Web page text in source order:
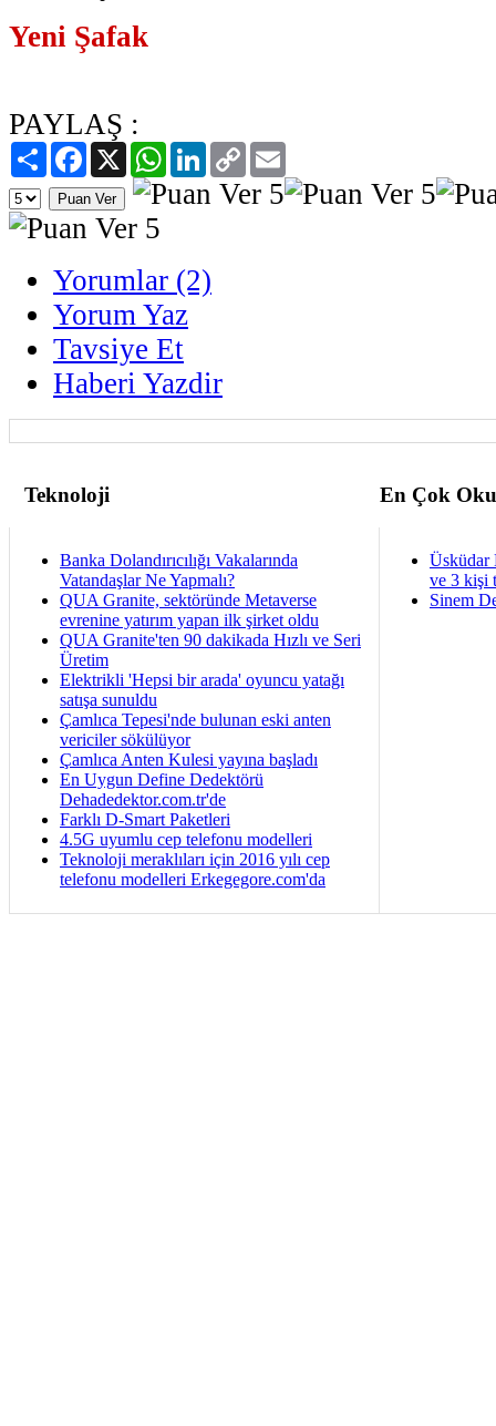
Yeni Şafak
PAYLAŞ :
PaylaşFacebook
X WhatsAppLinkedIn
Copy
Link
Yorumlar (2)
Yorum Yaz
Tavsiye Et
Haberi Yazdir
Teknoloji En Çok
Banka Dolandırıcılığı Vakalarında
Vatandaşlar Ne Yapmalı?
QUA Granite, sektöründe Metaverse
evrenine yatırım yapan ilk şirket oldu
QUA Granite'ten 90 dakikada Hızlı ve Seri
Üretim
Elektrikli 'Hepsi bir arada' oyuncu yatağı
satışa sunuldu
Çamlıca Tepesi'nde bulunan eski anten
vericiler sökülüyor
Çamlıca Anten Kulesi yayına başladı
En Uygun Define Dedektörü
Dehadedektor.com.tr'de
Farklı D-Smart Paketleri
4.5G uyumlu cep telefonu modelleri
Teknoloji meraklıları için 2016 yılı cep
telefonu modelleri Erkegegore.com'da
Üsküdar
ve 3 kişi
Sinem